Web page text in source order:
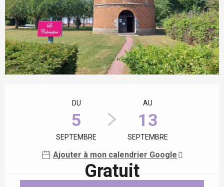
DU
5
SEPTEMBRE
AU
13
SEPTEMBRE
Ajouter à mon calendrier Google
Gratuit